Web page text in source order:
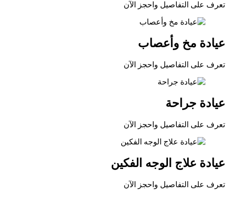
تعرف على التفاصيل واحجز الآن
عيادة مخ وأعصاب
تعرف على التفاصيل واحجز الآن
عيادة جراحة
تعرف على التفاصيل واحجز الآن
عيادة علاج الوجه الفكين
تعرف على التفاصيل واحجز الآن